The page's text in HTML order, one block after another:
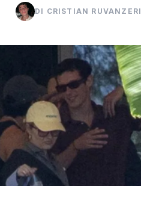
DI CRISTIAN RUVANZERI